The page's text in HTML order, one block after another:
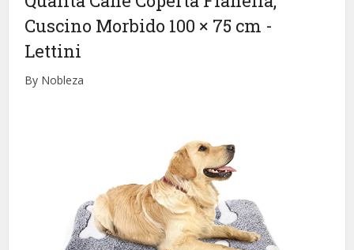
Cuscino Morbido 100 × 75 cm -
Lettini
By Nobleza